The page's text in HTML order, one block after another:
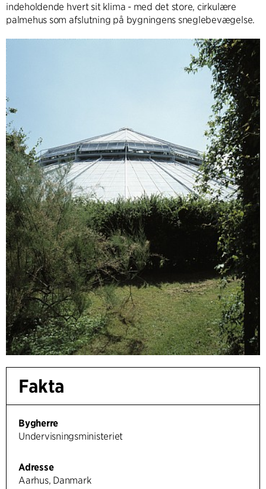
indeholdende hvert sit klima - med det store, cirkulære
palmehus som afslutning på bygningens sneglebevægelse.
Fakta
Bygherre
Undervisningsministeriet
Adresse
Aarhus, Danmark